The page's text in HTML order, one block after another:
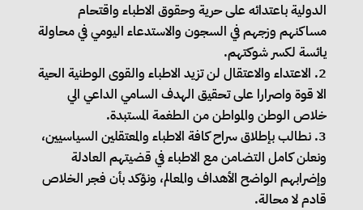
الدولية باعتدائه على حرية وحقوق الاطباء واقتحام
مساكنهم وزجهم في السجون والاستدعاء اليومي في محاولة
يائسة لكسر شوكتهم.
الاعتداء والاعتقال لن تزيد الاطباء والقوى الوطنية الحية
الا قوة واصرارا على تحقيق الهدف السامي الداعي الي
خلاص الوطن والمواطن من الطغمة المستبدة.
نطالب بإطلاق سراح كافة الاطباء والمعتقلين السياسيين،
ونعلن كامل التضامن مع الاطباء في قضيتهم العادلة
وإضرابهم الواضح الأهداف والمعالم، ونؤكد بأن فجر الخلاص
قادم لا محالة.